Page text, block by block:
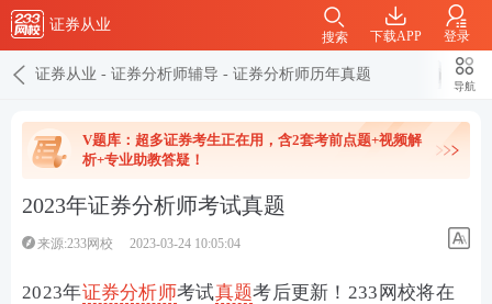
证券从业
下载APP 登录
搜索
证券从业 - 证券分析师辅导 - 证券分析师历年真题
导航
V题库：超多证券考生正在用，含2套考前点题+视频解
析+专业助教答疑！
2023年证券分析师考试真题
来源:233网校 2023-03-24 10:05:04
2023年证券分析师考试真题考后更新！ 233网校将在